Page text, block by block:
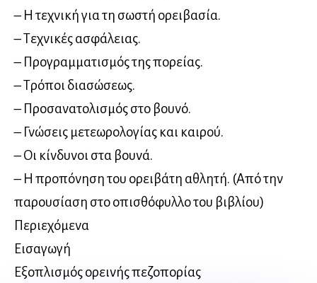
– Η τεχνική για τη σωστή ορειβασία.
– Τεχνικές ασφάλειας.
– Προγραμματισμός της πορείας.
– Τρόποι διασώσεως.
– Προσανατολισμός στο βουνό.
– Γνώσεις μετεωρολογίας και καιρού.
– Οι κίνδυνοι στα βουνά.
– Η προπόνηση του ορειβάτη αθλητή. (Από την
παρουσίαση στο οπισθόφυλλο του βιβλίου)
Περιεχόμενα
Εισαγωγή
Εξοπλισμός ορεινής πεζοπορίας